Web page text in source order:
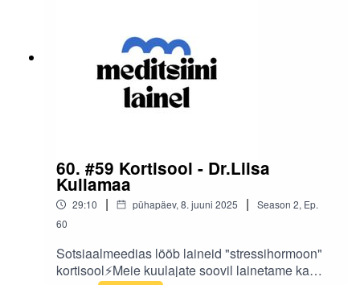
60. #59 Kortisool - Dr.Liisa
Kullamaa
29:10 | pühapäev, 8. juuni 2025 | Season 2, Ep.
60
Sotsiaalmeedias lööb laineid "stressihormoon"
kortisool⚡Meie kuulajate soovil lainetame ka